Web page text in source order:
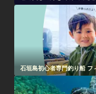
石垣島初心者専門釣り船 フ